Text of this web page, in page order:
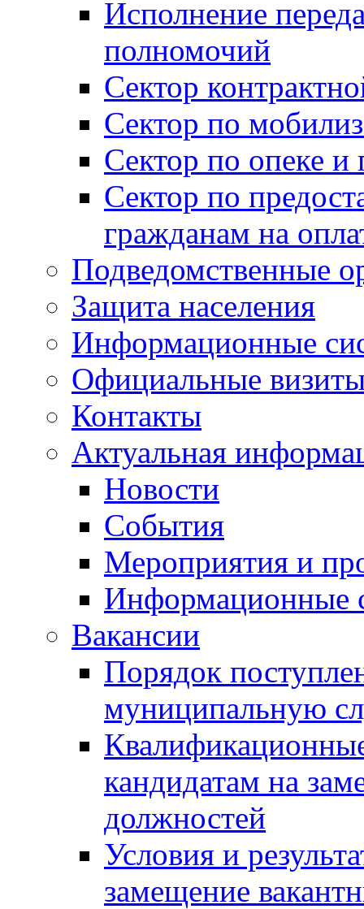
Исполнение
полномочий
Сектор
Сектор по
Сектор по опеке и
Сектор по
гражданам на
Подведомственные
Защита населения
Информационные
Официальные
Контакты
Актуальная
Новости
События
Мероприятия и
Информационные
Вакансии
Порядок
муниципальную
кандидатам на
должностей
Условия и
замещение